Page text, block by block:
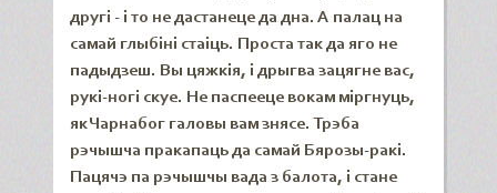
другі - і то не дастанеце да дна. А палац на
самай глыбіні стаіць. Проста так да яго не
падыдзеш. Вы цяжкія, і дрыгва зацягне вас,
рукі-ногі скуе. Не паспееце вокам міргнуць,
як Чарнабог галовы вам знясе. Трэба
рэчышча пракапаць да самай Бярозы-ракі.
Пацячэ па рэчышчы вада з балота, і стане